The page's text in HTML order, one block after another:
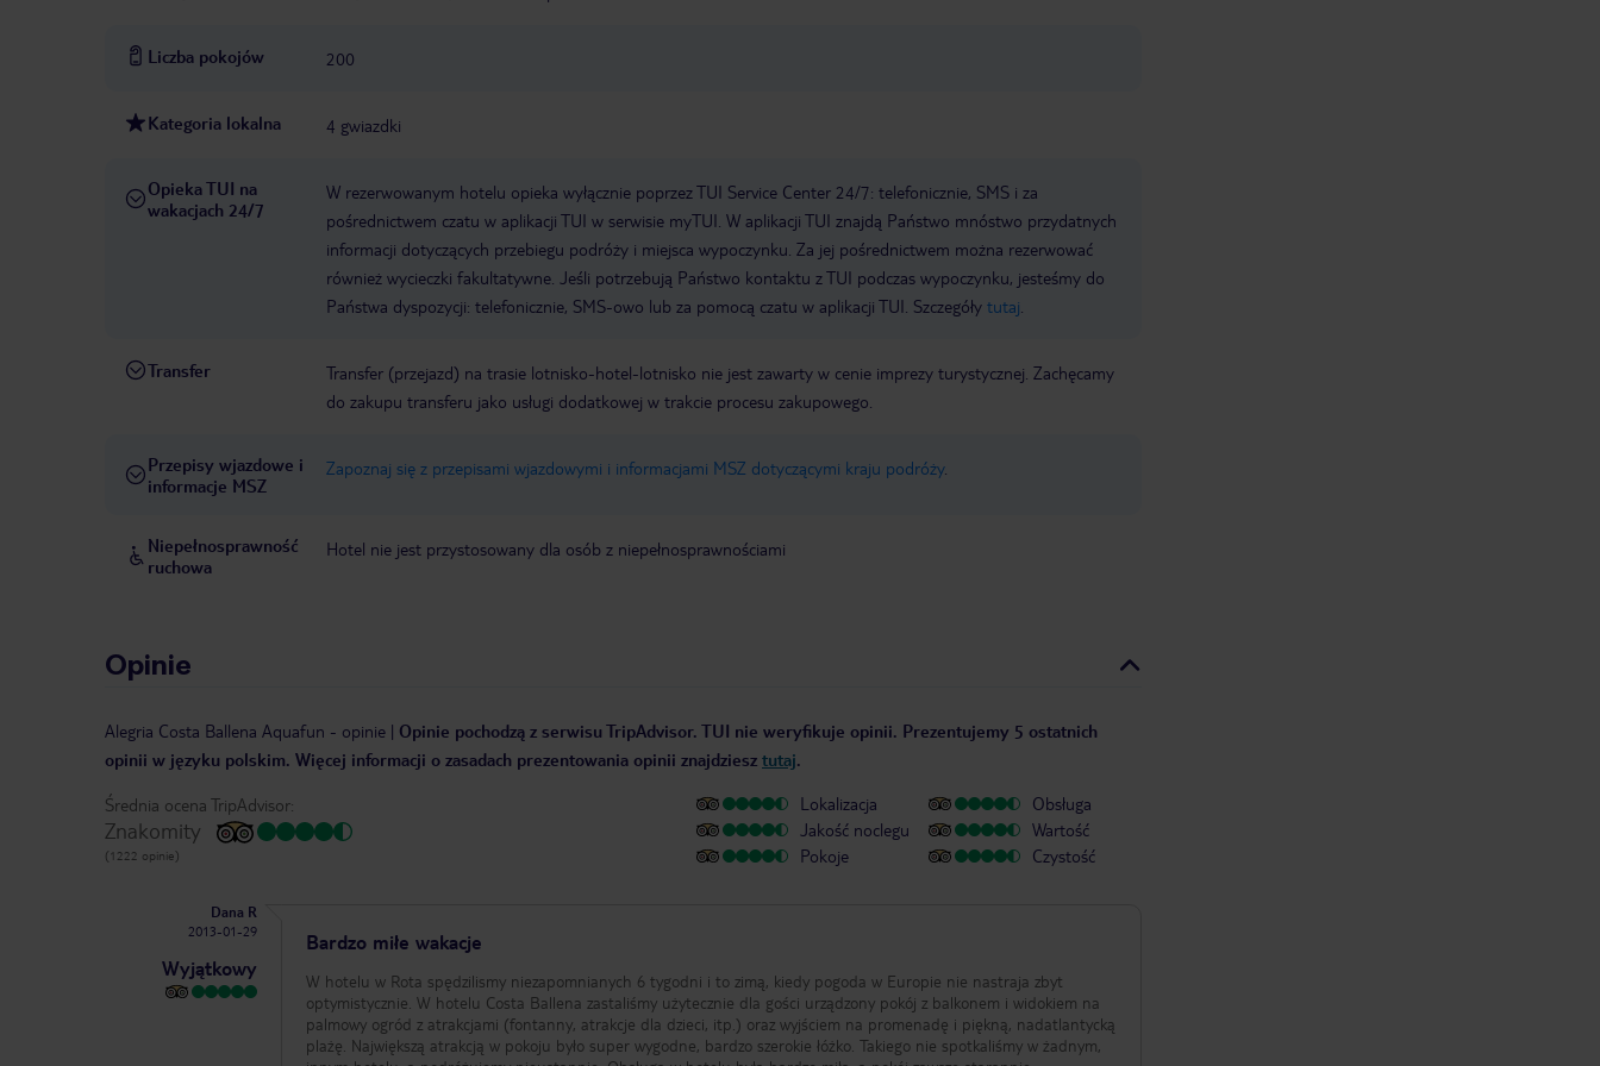
Liczba pokojów 200
Kategoria lokalna 4 gwiazdki
Opieka TUI na
wakacjach 24/7
W rezerwowanym hotelu opieka wyłącznie poprzez TUI Service Center 24/7: telefonicznie, SMS i za
pośrednictwem czatu w aplikacji TUI w serwisie myTUI. W aplikacji TUI znajdą Państwo mnóstwo przydatnych
informacji dotyczących przebiegu podróży i miejsca wypoczynku. Za jej pośrednictwem można rezerwować
również wycieczki fakultatywne. Jeśli potrzebują Państwo kontaktu z TUI podczas wypoczynku, jesteśmy do
Państwa dyspozycji: telefonicznie, SMS-owo lub za pomocą czatu w aplikacji TUI. Szczegóły tutaj
Transfer
Transfer (przejazd) na trasie lotnisko-hotel-lotnisko nie jest zawarty w cenie imprezy turystycznej. Zachęcamy
do zakupu transferu jako usługi dodatkowej w trakcie procesu zakupowego.
Przepisy wjazdowe i
informacje MSZ
Zapoznaj się z przepisami wjazdowymi i informacjami MSZ dotyczącymi kraju podróży.
Niepełnosprawność
ruchowa
Hotel nie jest przystosowany dla osób z niepełnosprawnościami
Opinie
Alegria Costa Ballena Aquafun - opinie | Opinie pochodzą z serwisu TripAdvisor. TUI nie weryfikuje opinii. Prezentujemy 5 ostatnich
opinii w języku polskim. Więcej informacji o zasadach prezentowania opinii znajdziesz tutaj.
Średnia ocena TripAdvisor:
Znakomity
(1222 opinie)
Lokalizacja
Jakość noclegu
Pokoje
Obsługa
Wartość
Czystość
Dana R
2013-01-29
Wyjątkowy
Bardzo miłe wakacje
W hotelu w Rota spędzilismy niezapomnianych 6 tygodni i to zimą, kiedy pogoda w Europie nie nastraja zbyt
optymistycznie. W hotelu Costa Ballena zastaliśmy użytecznie dla gości urządzony pokój z balkonem i widokiem na
palmowy ogród z atrakcjami (fontanny, atrakcje dla dzieci, itp.) oraz wyjściem na promenadę i piękną, nadatlantycką
plażę. Największą atrakcją w pokoju było super wygodne, bardzo szerokie łóżko. Takiego nie spotkaliśmy w żadnym,